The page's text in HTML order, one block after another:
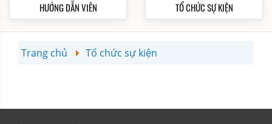
HƯỚNG DẪN VIÊN TỔ CHỨC SỰ KIỆN
Trang chủ Tổ chức sự kiện